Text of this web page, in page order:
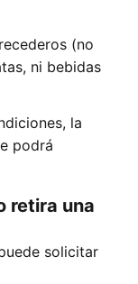
(no
ni bebidas
la
podrá
retira una
solicitar